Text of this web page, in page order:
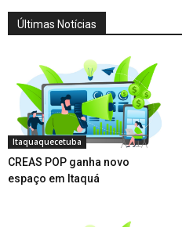
Últimas Notícias
Itaquaquecetuba
CREAS POP ganha novo
espaço em Itaquá